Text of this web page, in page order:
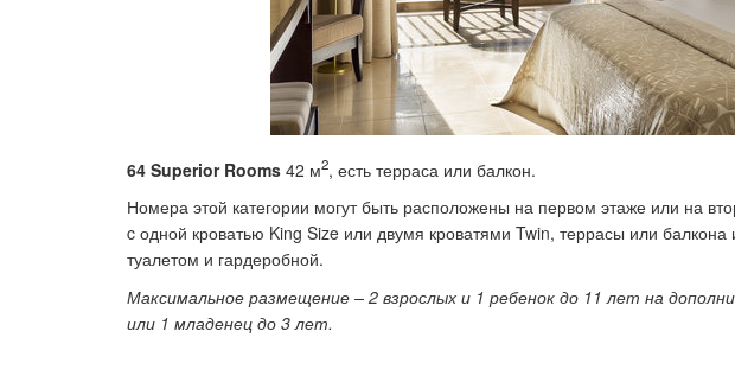
64 Superior Rooms 42 м2, есть терраса или балкон.
Номера этой категории могут быть расположены на первом этаже или на
c одной кроватью King Size или двумя кроватями Twin, террасы или
туалетом и гардеробной.
Максимальное размещение – 2 взрослых и 1 ребенок до 11 лет на
или 1 младенец до 3 лет.